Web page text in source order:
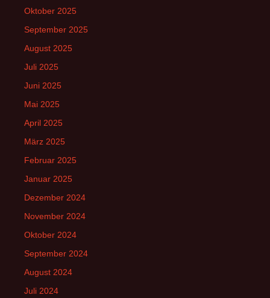
Oktober 2025
September 2025
August 2025
Juli 2025
Juni 2025
Mai 2025
April 2025
März 2025
Februar 2025
Januar 2025
Dezember 2024
November 2024
Oktober 2024
September 2024
August 2024
Juli 2024